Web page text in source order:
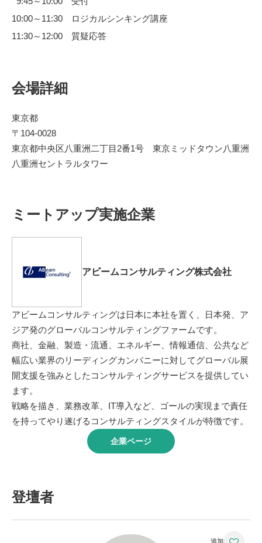
10:00～11:30 ロジカルシンキング講座
11:30～12:00 質疑応答
会場詳細
東京都
〒104-0028
東京都中央区八重洲二丁目2番1号 東京ミッドタウン八重洲
八重洲セントラルタワー
ミートアップ実施企業
アビームコンサルティング株式会社
アビームコンサルティングは日本に本社を置く、日本発、ア
ジア発のグローバルコンサルティングファームです。
商社、金融、製造・流通、エネルギー、情報通信、公共など
幅広い業界のリーディングカンパニーに対してグローバル展
開支援を強みとしたコンサルティングサービスを提供してい
ます。
戦略を描き、業務改革、IT導入など、ゴールの実現まで責任
を持ってやり遂げるコンサルティングスタイルが特徴です。
企業ページ
登壇者